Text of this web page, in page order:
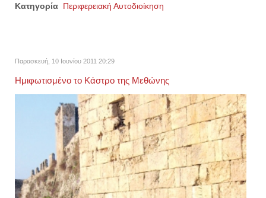
Κατηγορία Περιφερειακή Αυτοδιοίκηση
Παρασκευή, 10 Ιουνίου 2011 20:29
Ημιφωτισμένο το Κάστρο της Μεθώνης